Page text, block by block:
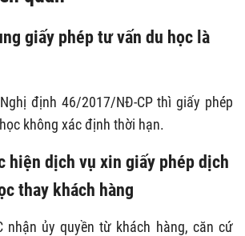
giấy phép tư vấn du học là
định 46/2017/NĐ-CP thì giấy phép
không xác định thời hạn.
hiện dịch vụ xin giấy phép dịch
thay khách hàng
nhận ủy quyền từ khách hàng, căn cứ